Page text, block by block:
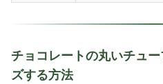
チョコレートの丸いチュ
ズする方法